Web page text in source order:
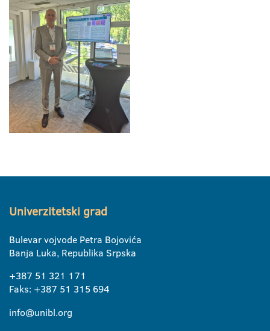
Univerzitetski grad
Bulevar vojvode Petra Bojovića
Banja Luka, Republika Srpska
+387 51 321 171
Faks: +387 51 315 694
info@unibl.org